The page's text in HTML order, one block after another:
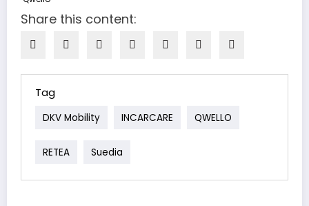
Share this content:
Tag
DKV Mobility INCARCARE QWELLO
RETEA Suedia